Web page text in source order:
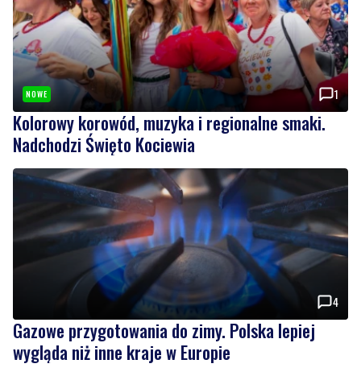
NOWE 1
Kolorowy korowód, muzyka i regionalne smaki.
Nadchodzi Święto Kociewia
4
Gazowe przygotowania do zimy. Polska lepiej
wygląda niż inne kraje w Europie